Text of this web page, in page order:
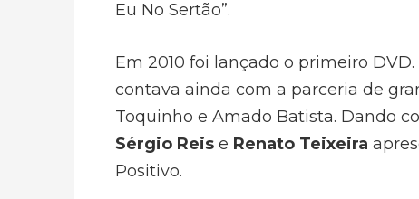
Eu No Sertão”.
Em 2010 foi lançado o primeiro DVD.
contava ainda com a parceria de
Toquinho e Amado Batista. Dando
Sérgio Reis e Renato Teixeira
Positivo.